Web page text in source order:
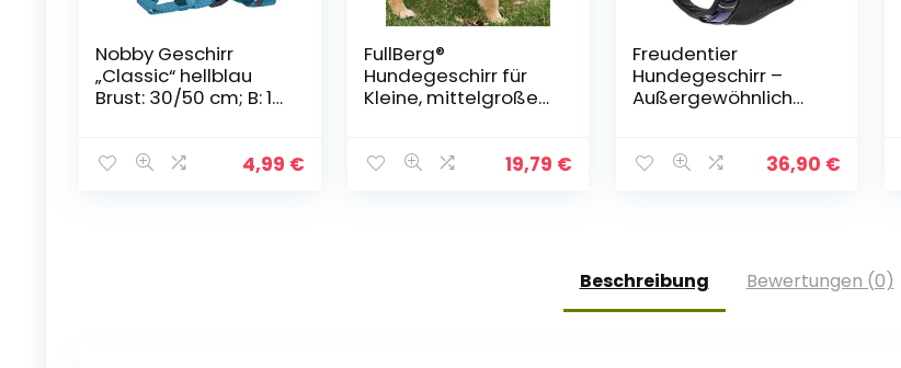
Nobby Geschirr
„Classic“ hellblau
Brust: 30/50 cm; B: 15
4,99 €
FullBerg®
Hundegeschirr für
Kleine, mittelgroße
Pull
19,79 €
Freudentier
Hundegeschirr –
Außergewöhnlich
Polsterung –
36,90 €
Beschreibung Bewertungen (0)